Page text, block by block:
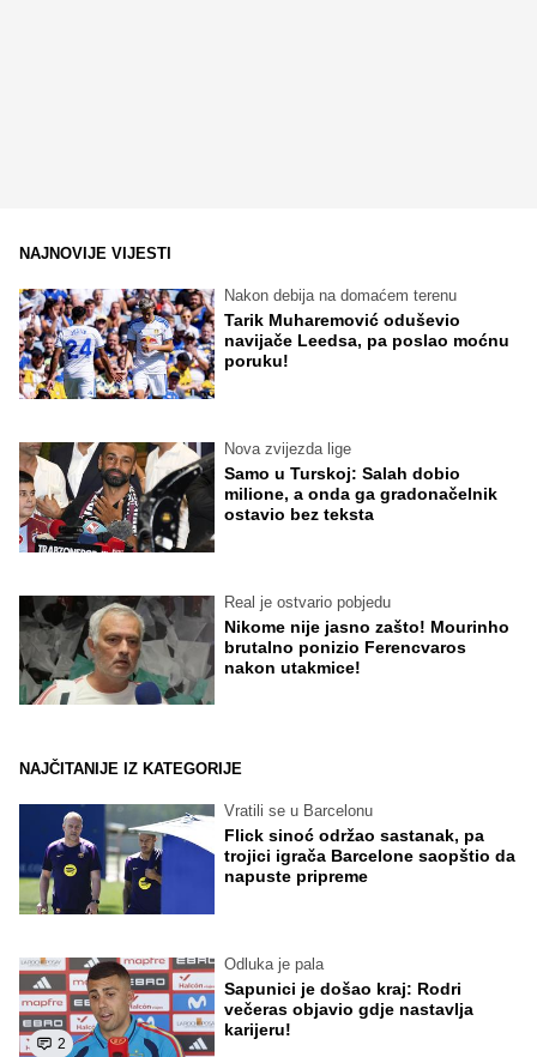
NAJNOVIJE VIJESTI
Nakon debija na domaćem terenu
Tarik Muharemović oduševio
navijače Leedsa, pa poslao moćnu
poruku!
Nova zvijezda lige
Samo u Turskoj: Salah dobio
milione, a onda ga gradonačelnik
ostavio bez teksta
Real je ostvario pobjedu
Nikome nije jasno zašto! Mourinho
brutalno ponizio Ferencvaros
nakon utakmice!
NAJČITANIJE IZ KATEGORIJE
Vratili se u Barcelonu
Flick sinoć održao sastanak, pa
trojici igrača Barcelone saopštio da
napuste pripreme
2
Odluka je pala
Sapunici je došao kraj: Rodri
večeras objavio gdje nastavlja
karijeru!